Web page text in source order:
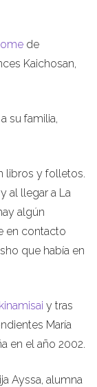
de
Kaichosan,
su familia,
libros y folletos.
al llegar a La
algún
en contacto
que había en
y tras
María
en el año 2002.
Ayssa, alumna